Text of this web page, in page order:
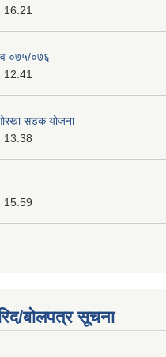
०७५/०७६
सडक योजना
13:38
15:59
बोलपत्र सूचना